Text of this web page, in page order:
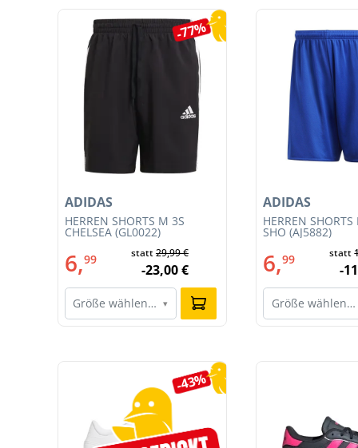
Produktgalerie überspringen
-77%
HERREN SHORTS M 3S
CHELSEA (GL0022)
ADIDAS
6,99 statt29,99 €
-23,00 €
Größe wählen… ▾
HERREN
SHO (AJ5882)
ADIDAS
6,99 statt
-
Größe wählen…
Produktgalerie überspringen
-43%